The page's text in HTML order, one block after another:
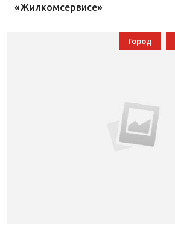
«Жилкомсервисе»
Город